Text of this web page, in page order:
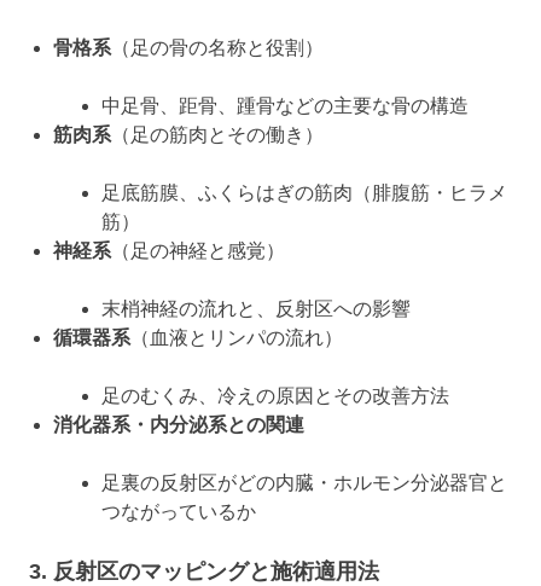
骨格系 （足の骨の名称と役割）
中足骨、距骨、踵骨などの主要な骨の構造
筋肉系 （足の筋肉とその働き）
足底筋膜、ふくらはぎの筋肉（腓腹筋・ヒラメ
筋）
神経系 （足の神経と感覚）
末梢神経の流れと、反射区への影響
循環器系 （血液とリンパの流れ）
足のむくみ、冷えの原因とその改善方法
消化器系・内分泌系との関連
足裏の反射区がどの内臓・ホルモン分泌器官と
つながっているか
3. 反射区のマッピングと施術適用法